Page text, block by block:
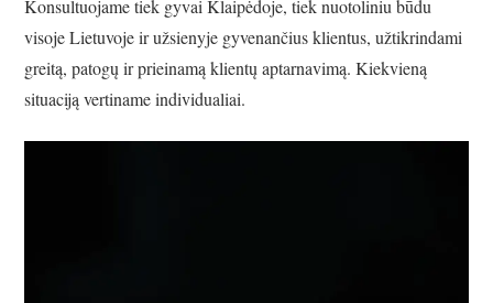
Konsultuojame tiek gyvai Klaipėdoje, tiek nuotoliniu būdu
visoje Lietuvoje ir užsienyje gyvenančius klientus, užtikrindami
greitą, patogų ir prieinamą klientų aptarnavimą. Kiekvieną
situaciją vertiname individualiai.